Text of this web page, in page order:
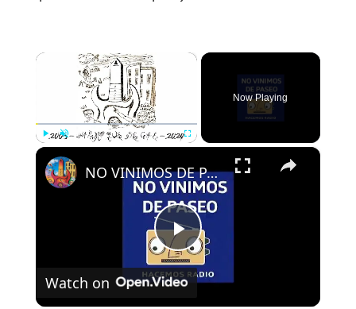
×
Now Playing
×
P
NO VINIMOS DE PASEO - PROGRAMA 109 - 01/08/2024
Watch on